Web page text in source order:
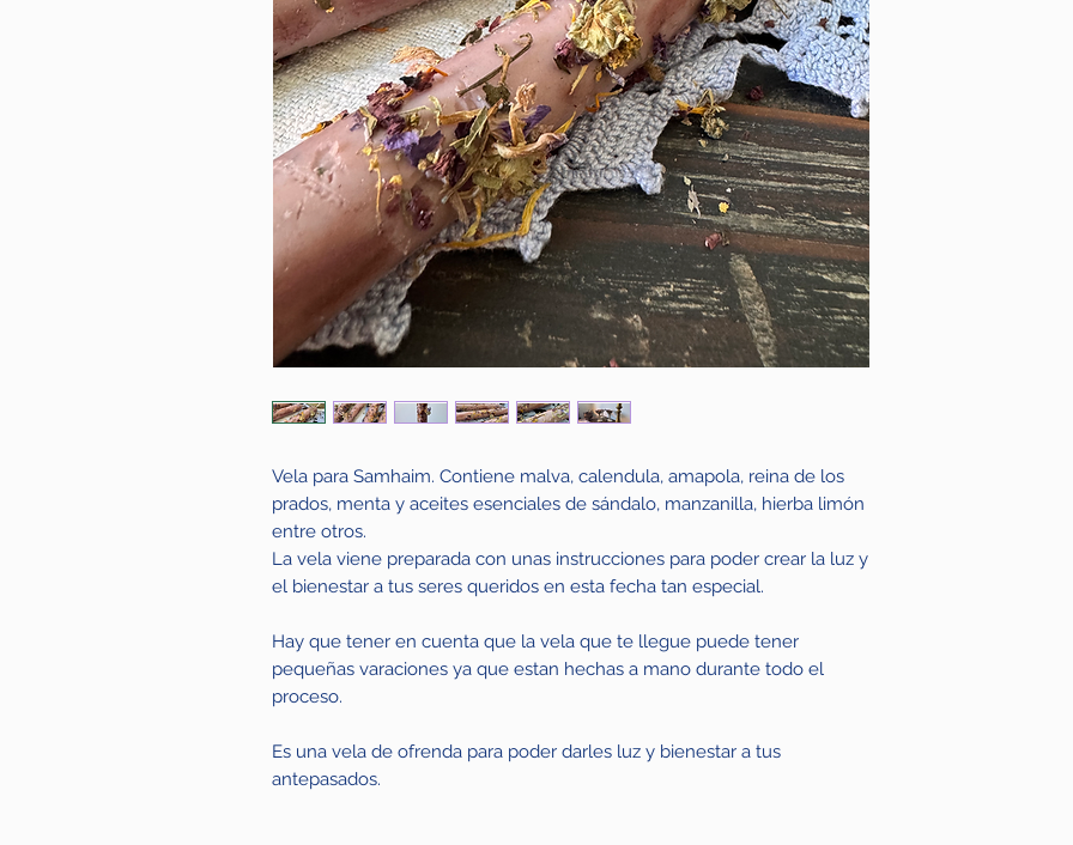
Vela para Samhaim. Contiene malva, calendula, amapola, reina de los
prados, menta y aceites esenciales de sándalo, manzanilla, hierba limón
entre otros.
La vela viene preparada con unas instrucciones para poder crear la luz y
el bienestar a tus seres queridos en esta fecha tan especial.
Hay que tener en cuenta que la vela que te llegue puede tener
pequeñas varaciones ya que estan hechas a mano durante todo el
proceso.
Es una vela de ofrenda para poder darles luz y bienestar a tus
antepasados.